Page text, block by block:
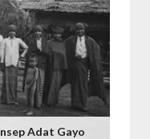
Adat Gayo